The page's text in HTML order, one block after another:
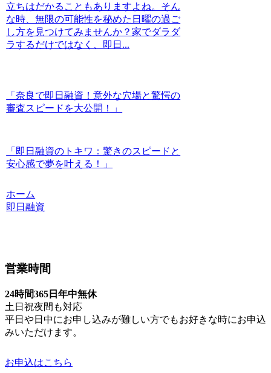
立ちはだかることもありますよね。そん
な時、無限の可能性を秘めた日曜の過ご
し方を見つけてみませんか？家でダラダ
ラするだけではなく、即日...
「奈良で即日融資！意外な穴場と驚愕の
審査スピードを大公開！」
「即日融資のトキワ：驚きのスピードと
安心感で夢を叶える！」
ホーム
即日融資
営業時間
24時間365日年中無休
土日祝夜間も対応
平日や日中にお申し込みが難しい方でもお好きな時にお申込
みいただけます。
お申込はこちら